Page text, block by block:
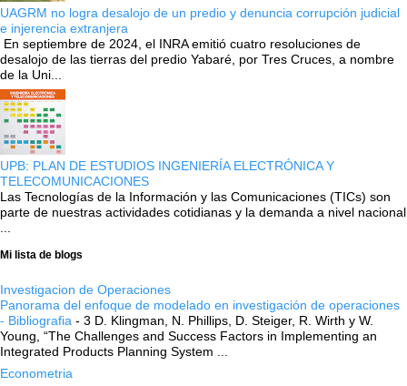
UAGRM no logra desalojo de un predio y denuncia corrupción judicial
e injerencia extranjera
En septiembre de 2024, el INRA emitió cuatro resoluciones de
desalojo de las tierras del predio Yabaré, por Tres Cruces, a nombre
de la Uni...
UPB: PLAN DE ESTUDIOS INGENIERÍA ELECTRÓNICA Y
TELECOMUNICACIONES
Las Tecnologías de la Información y las Comunicaciones (TICs) son
parte de nuestras actividades cotidianas y la demanda a nivel nacional
Mi lista de blogs
Investigacion de Operaciones
Panorama del enfoque de modelado en investigación de operaciones
- Bibliografia - 3 D. Klingman, N. Phillips, D. Steiger, R. Wirth y W.
Young, “The Challenges and Success Factors in Implementing an
Integrated Products Planning System ...
Econometria